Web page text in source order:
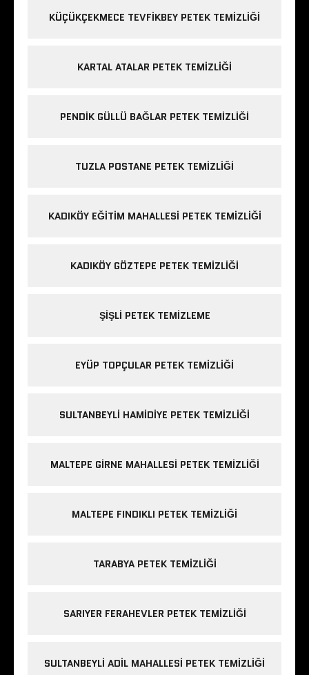
KÜÇÜKÇEKMECE TEVFIKBEY PETEK TEMIZLIĞI
KARTAL ATALAR PETEK TEMIZLIĞI
PENDIK GÜLLÜ BAĞLAR PETEK TEMIZLIĞI
TUZLA POSTANE PETEK TEMIZLIĞI
KADIKÖY EĞITIM MAHALLESI PETEK TEMIZLIĞI
KADIKÖY GÖZTEPE PETEK TEMIZLIĞI
ŞIŞLI PETEK TEMIZLEME
EYÜP TOPÇULAR PETEK TEMIZLIĞI
SULTANBEYLI HAMIDIYE PETEK TEMIZLIĞI
MALTEPE GIRNE MAHALLESI PETEK TEMIZLIĞI
MALTEPE FINDIKLI PETEK TEMIZLIĞI
TARABYA PETEK TEMIZLIĞI
SARIYER FERAHEVLER PETEK TEMIZLIĞI
SULTANBEYLI ADIL MAHALLESI PETEK TEMIZLIĞI